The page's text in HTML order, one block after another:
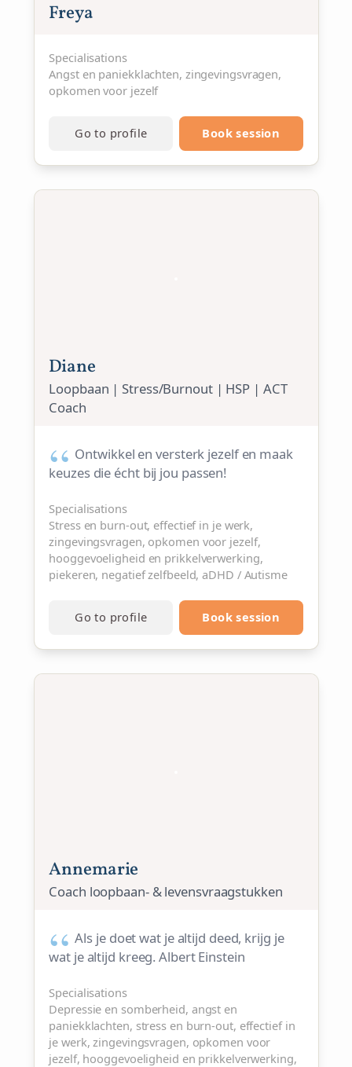
Freya
Specialisations
Angst en paniekklachten, zingevingsvragen,
opkomen voor jezelf
Go to profile Book session
Diane
Loopbaan | Stress/Burnout | HSP | ACT
Coach
Ontwikkel en versterk jezelf en maak
keuzes die écht bij jou passen!
Specialisations
Stress en burn-out, effectief in je werk,
zingevingsvragen, opkomen voor jezelf,
hooggevoeligheid en prikkelverwerking,
piekeren, negatief zelfbeeld, aDHD / Autisme
Go to profile Book session
Annemarie
Coach loopbaan- & levensvraagstukken
Als je doet wat je altijd deed, krijg je
wat je altijd kreeg. Albert Einstein
Specialisations
Depressie en somberheid, angst en
paniekklachten, stress en burn-out, effectief in
je werk, zingevingsvragen, opkomen voor
jezelf, hooggevoeligheid en prikkelverwerking,